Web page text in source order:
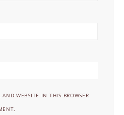
WEBSITE IN THIS BROWSER